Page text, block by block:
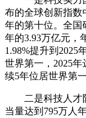
布的全球创新指数
年的第十位。全国
年的3.93万亿元，
1.98%提升到2025
世界第一，2025
续5年位居世界第一
二是科技人才队
当量达到795万人